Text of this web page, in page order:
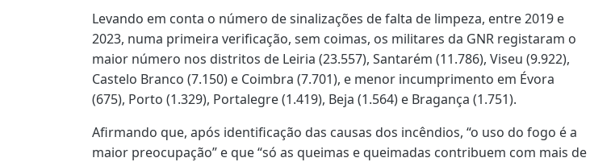
Levando em conta o número de sinalizações de falta de limpeza, entre 2019 e
2023, numa primeira verificação, sem coimas, os militares da GNR registaram o
maior número nos distritos de Leiria (23.557), Santarém (11.786), Viseu (9.922),
Castelo Branco (7.150) e Coimbra (7.701), e menor incumprimento em Évora
(675), Porto (1.329), Portalegre (1.419), Beja (1.564) e Bragança (1.751).
Afirmando que, após identificação das causas dos incêndios, “o uso do fogo é a
maior preocupação” e que “só as queimas e queimadas contribuem com mais de